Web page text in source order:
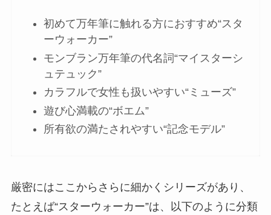
初めて万年筆に触れる方におすすめ“スタ
ーウォーカー”
モンブラン万年筆の代名詞“マイスターシ
ュテュック”
カラフルで女性も扱いやすい“ミューズ”
遊び心満載の“ボエム”
所有欲の満たされやすい“記念モデル”
厳密にはここからさらに細かくシリーズがあり、
たとえば“スターウォーカー”は、以下のように分類